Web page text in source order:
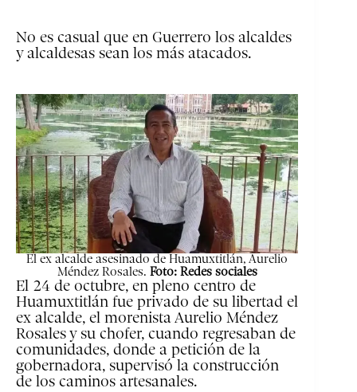
No es casual que en Guerrero los alcaldes
y alcaldesas sean los más atacados.
El ex alcalde asesinado de Huamuxtitlán, Aurelio
Méndez Rosales. Foto: Redes sociales
El 24 de octubre, en pleno centro de
Huamuxtitlán fue privado de su libertad el
ex alcalde, el morenista Aurelio Méndez
Rosales y su chofer, cuando regresaban de
comunidades, donde a petición de la
gobernadora, supervisó la construcción
de los caminos artesanales.